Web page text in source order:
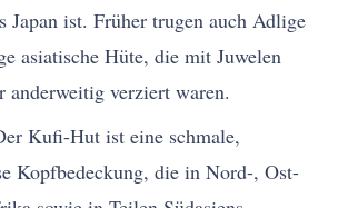
Japan ist. Früher trugen auch Adlige
asiatische Hüte, die mit Juwelen
anderweitig verziert waren.
Kufi-Hut ist eine schmale,
Kopfbedeckung, die in Nord-, Ost-